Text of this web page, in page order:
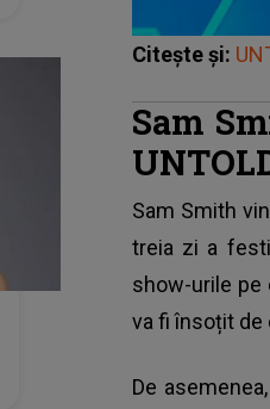
Citește și:
Sam
Sam Smith
treia zi a
show-urile pe
va fi însoțit de
De